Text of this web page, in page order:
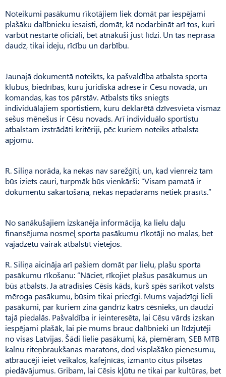
Noteikumi pasākumu rīkotājiem liek domāt par iespējami
plašāku dalībnieku iesaisti, domāt, kā nodarbināt arī tos, kuri
varbūt nestartē oficiāli, bet atnākuši just līdzi. Un tas neprasa
daudz, tikai ideju, rīcību un darbību.
Jaunajā dokumentā noteikts, ka pašvaldība atbalsta sporta
klubus, biedrības, kuru juridiskā adrese ir Cēsu novadā, un
komandas, kas tos pārstāv. Atbalsts tiks sniegts
individuālajiem sportistiem, kuru deklarētā dzīvesvieta vismaz
sešus mēnešus ir Cēsu novads. Arī individuālo sportistu
atbalstam izstrādāti kritēriji, pēc kuriem noteiks atbalsta
apjomu.
R. Siliņa norāda, ka nekas nav sarežģīti, un, kad vienreiz tam
būs iziets cauri, turpmāk būs vienkārši: “Visam pamatā ir
dokumentu sakārtošana, nekas nepadarāms netiek prasīts.”
No sanākušajiem izskanēja informācija, ka lielu daļu
finansējuma nosmeļ sporta pasākumu rīkotāji no malas, bet
vajadzētu vairāk atbalstīt vietējos.
R. Siliņa aicināja arī pašiem domāt par lielu, plašu sporta
pasākumu rīkošanu: “Nāciet, rīkojiet plašus pasākumus un
būs atbalsts. Ja atradīsies Cēsīs kāds, kurš spēs sarīkot valsts
mēroga pasākumu, būsim tikai priecīgi. Mums vajadzīgi lieli
pasākumi, par kuriem zina gandrīz katrs cēsnieks, un daudzi
tajā piedalās. Pašvaldība ir ieinteresēta, lai Cēsu vārds izskan
iespējami plašāk, lai pie mums brauc dalībnieki un līdzjutēji
no visas Latvijas. Šādi lielie pasākumi, kā, piemēram, SEB MTB
kalnu riteņbraukšanas maratons, dod visplašāko pienesumu,
atbraucēji ieiet veikalos, kafejnīcās, izmanto citus pilsētas
piedāvājumus. Gribam, lai Cēsis kļūtu ne tikai par kultūras, bet